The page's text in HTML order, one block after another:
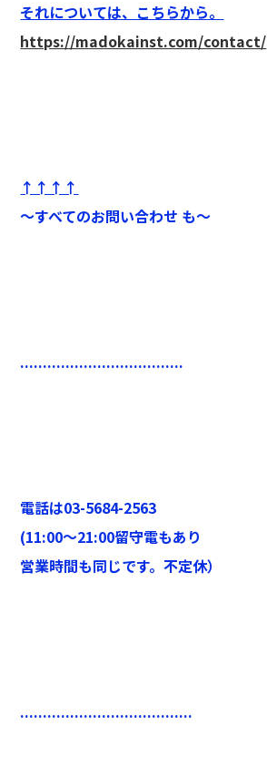
それについては、こちらから。
https://madokainst.com/contact/
↑↑↑↑
～すべてのお問い合わせ も～
....................................
電話は03-5684-2563
(11:00～21:00留守電もあり
営業時間も同じです。不定休）
......................................